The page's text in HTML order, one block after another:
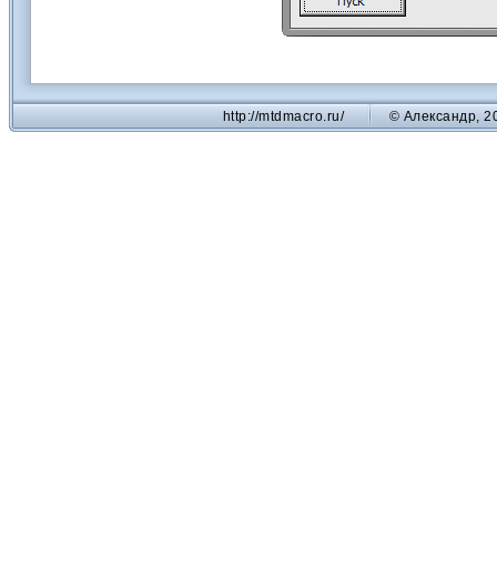
http://mtdmacro.ru/ © Александр,